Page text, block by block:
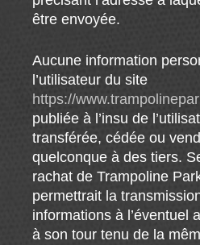
être envoyée.
Aucune information
l’utilisateur du site
https://
publiée à l’insu de
transférée, cédée ou
quelconque à des tiers.
rachat de Trampoline
permettrait la
informations à l’éventuel
à son tour tenu de la